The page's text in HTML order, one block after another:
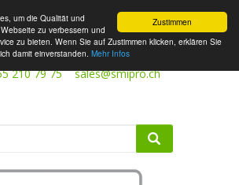
Zustimmen
um die Qualität und
zu verbessern und
zu bieten. Wenn Sie auf Zustimmen klicken, erklären Sie
damit einverstanden. Mehr Infos
210 79 75 sales@smipro.ch